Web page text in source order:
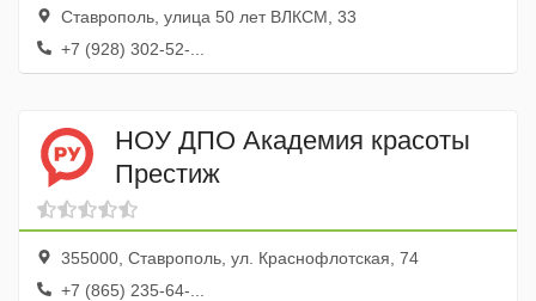
Ставрополь, улица 50 лет ВЛКСМ, 33
+7 (928) 302-52-...
НОУ ДПО Академия красоты
Престиж
355000, Ставрополь, ул. Краснофлотская, 74
+7 (865) 235-64-...